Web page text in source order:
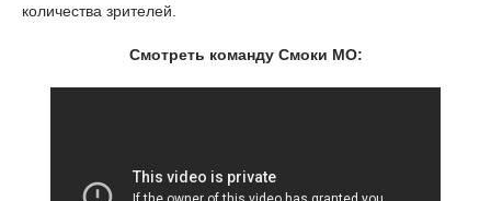
количества зрителей.
Смотреть команду Смоки МО: